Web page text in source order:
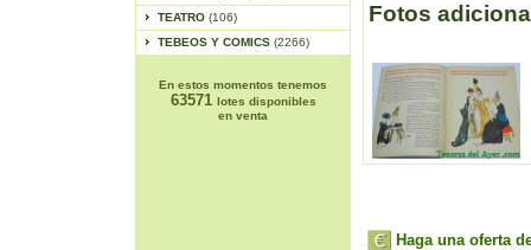
TEATRO (106)
TEBEOS Y COMICS (2266)
En estos momentos tenemos
63571 lotes disponibles
en venta
Fotos
Haga una oferta